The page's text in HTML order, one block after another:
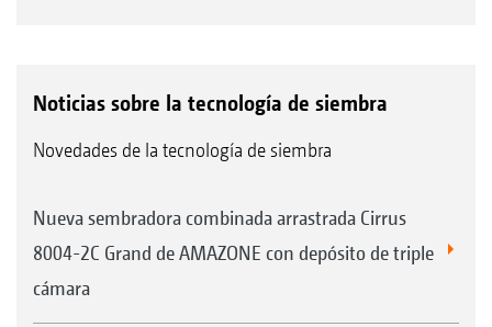
Noticias sobre la tecnología de siembra
Novedades de la tecnología de siembra
Nueva sembradora combinada arrastrada Cirrus
8004-2C Grand de AMAZONE con depósito de triple
cámara